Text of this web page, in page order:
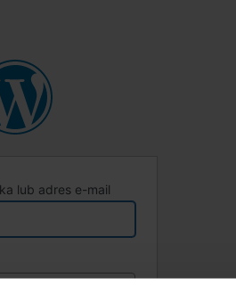
lub adres e-mail